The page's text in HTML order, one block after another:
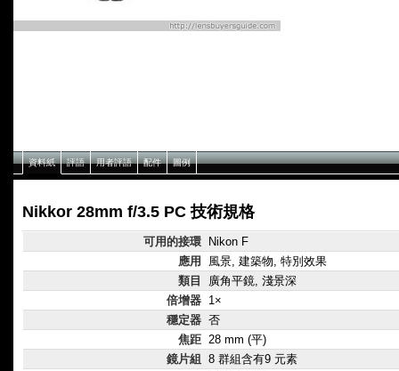
資料紙 評語 用者評語 配件 圖例
Nikkor 28mm f/3.5 PC 技術規格
可用的接環
Nikon F
應用
風景, 建築物, 特別效果
類目
廣角平鏡, 淺景深
倍增器 1×
穩定器 否
焦距 28 mm (平)
鏡片組
8 群組含有9 元素